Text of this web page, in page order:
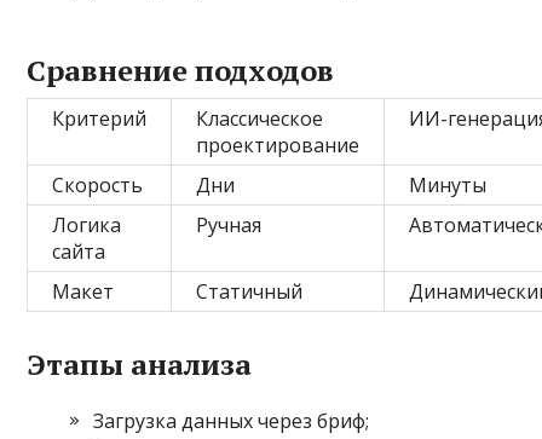
Сравнение подходов
Критерий
Классическое
проектирование
ИИ-
Скорость Дни
Минуты
Логика
сайта
Ручная
Макет Статичный
Этапы анализа
Загрузка данных через бриф;